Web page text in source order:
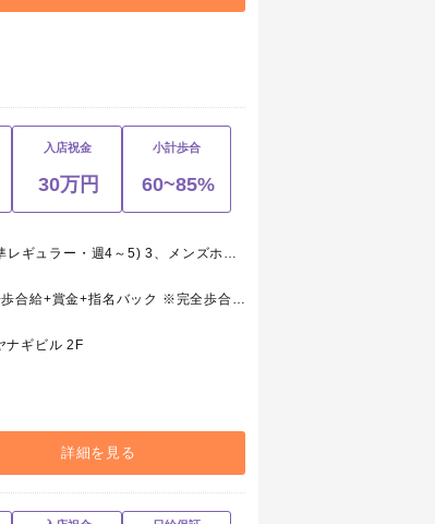
入店祝金
30万円
小計歩合
60~85%
ナギビル 2F
詳細を見る